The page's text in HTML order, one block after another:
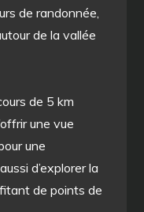
de randonnée,
de la vallée
de 5 km
une vue
une
d’explorer la
de points de